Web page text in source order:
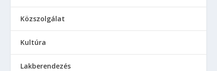
Közszolgálat
Kultúra
Lakberendezés